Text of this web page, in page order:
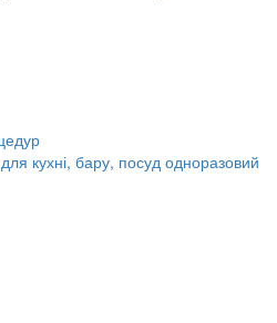
кухні, бару, посуд одноразовий